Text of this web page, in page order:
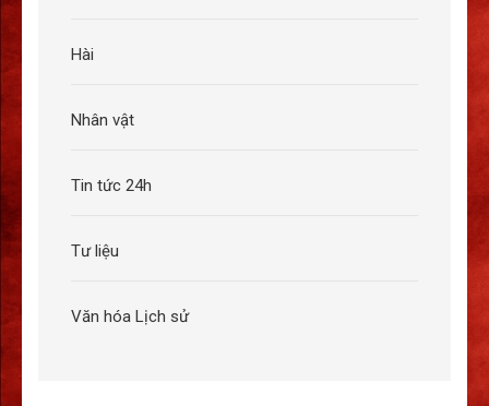
Hài
Nhân vật
Tin tức 24h
Tư liệu
Văn hóa Lịch sử